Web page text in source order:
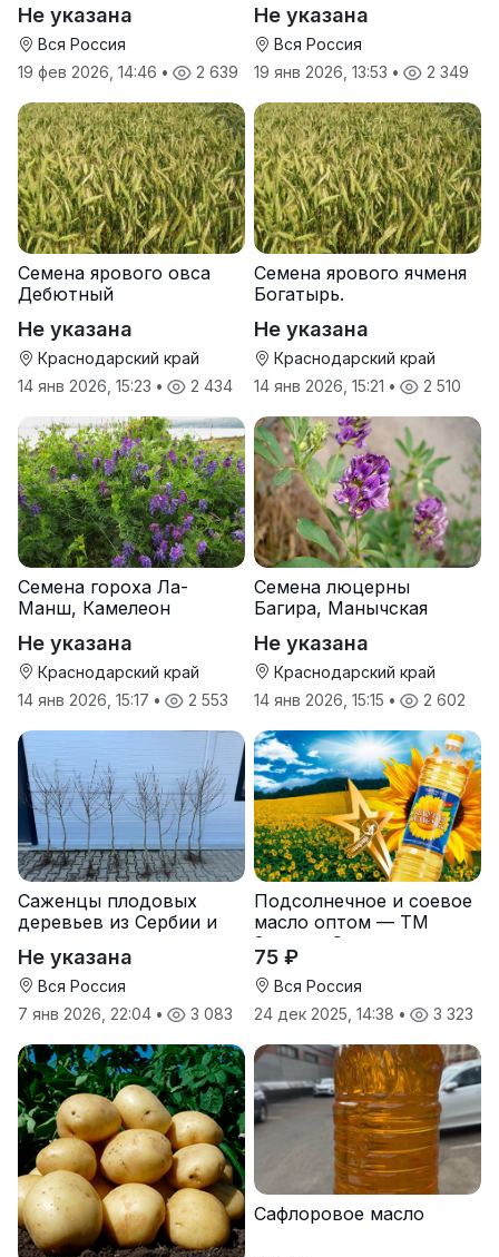
Не указана
Вся Россия
19 фев 2026, 14:46 • 2 639
Не указана
Вся Россия
19 янв 2026, 13:53 • 2 349
Семена ярового овса
Дебютный
Не указана
Краснодарский край
14 янв 2026, 15:23 • 2 434
Семена ярового ячменя
Богатырь.
Не указана
Краснодарский край
14 янв 2026, 15:21 • 2 510
Семена гороха Ла-
Манш, Камелеон
Не указана
Краснодарский край
14 янв 2026, 15:17 • 2 553
Семена люцерны
Багира, Манычская
Не указана
Краснодарский край
14 янв 2026, 15:15 • 2 602
Саженцы плодовых
деревьев из Сербии и
Не указана
Вся Россия
7 янв 2026, 22:04 • 3 083
Подсолнечное и соевое
масло оптом — ТМ
Золотая Семечка
75 ₽
Вся Россия
24 дек 2025, 14:38 • 3 323
Сафлоровое масло